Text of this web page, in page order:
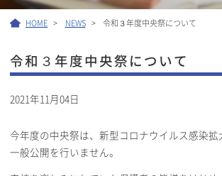
HOME NEWS 令和３年度中央祭について
令和３年度中央祭について
2021年11月04日
今年度の中央祭は、新型コロナウイルス感染拡
一般公開を行いません。